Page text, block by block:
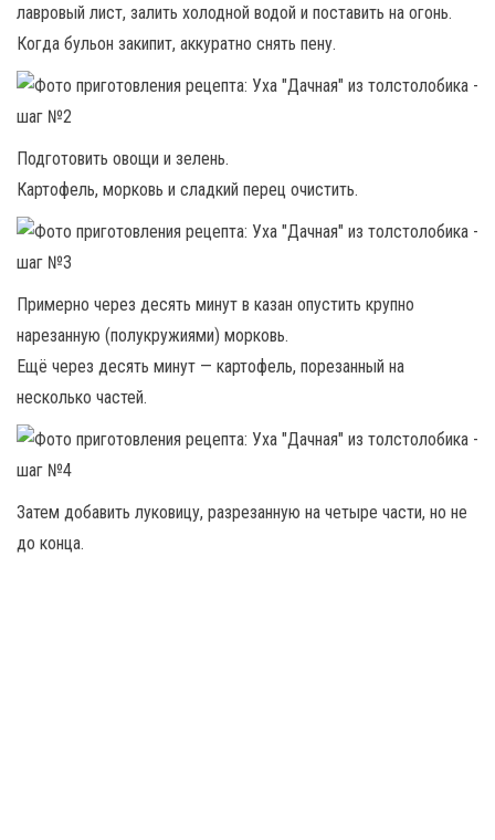
лавровый лист, залить холодной водой и поставить на огонь.
Когда бульон закипит, аккуратно снять пену.
Подготовить овощи и зелень.
Картофель, морковь и сладкий перец очистить.
Примерно через десять минут в казан опустить крупно
нарезанную (полукружиями) морковь.
Ещё через десять минут — картофель, порезанный на
несколько частей.
Затем добавить луковицу, разрезанную на четыре части, но не
до конца.